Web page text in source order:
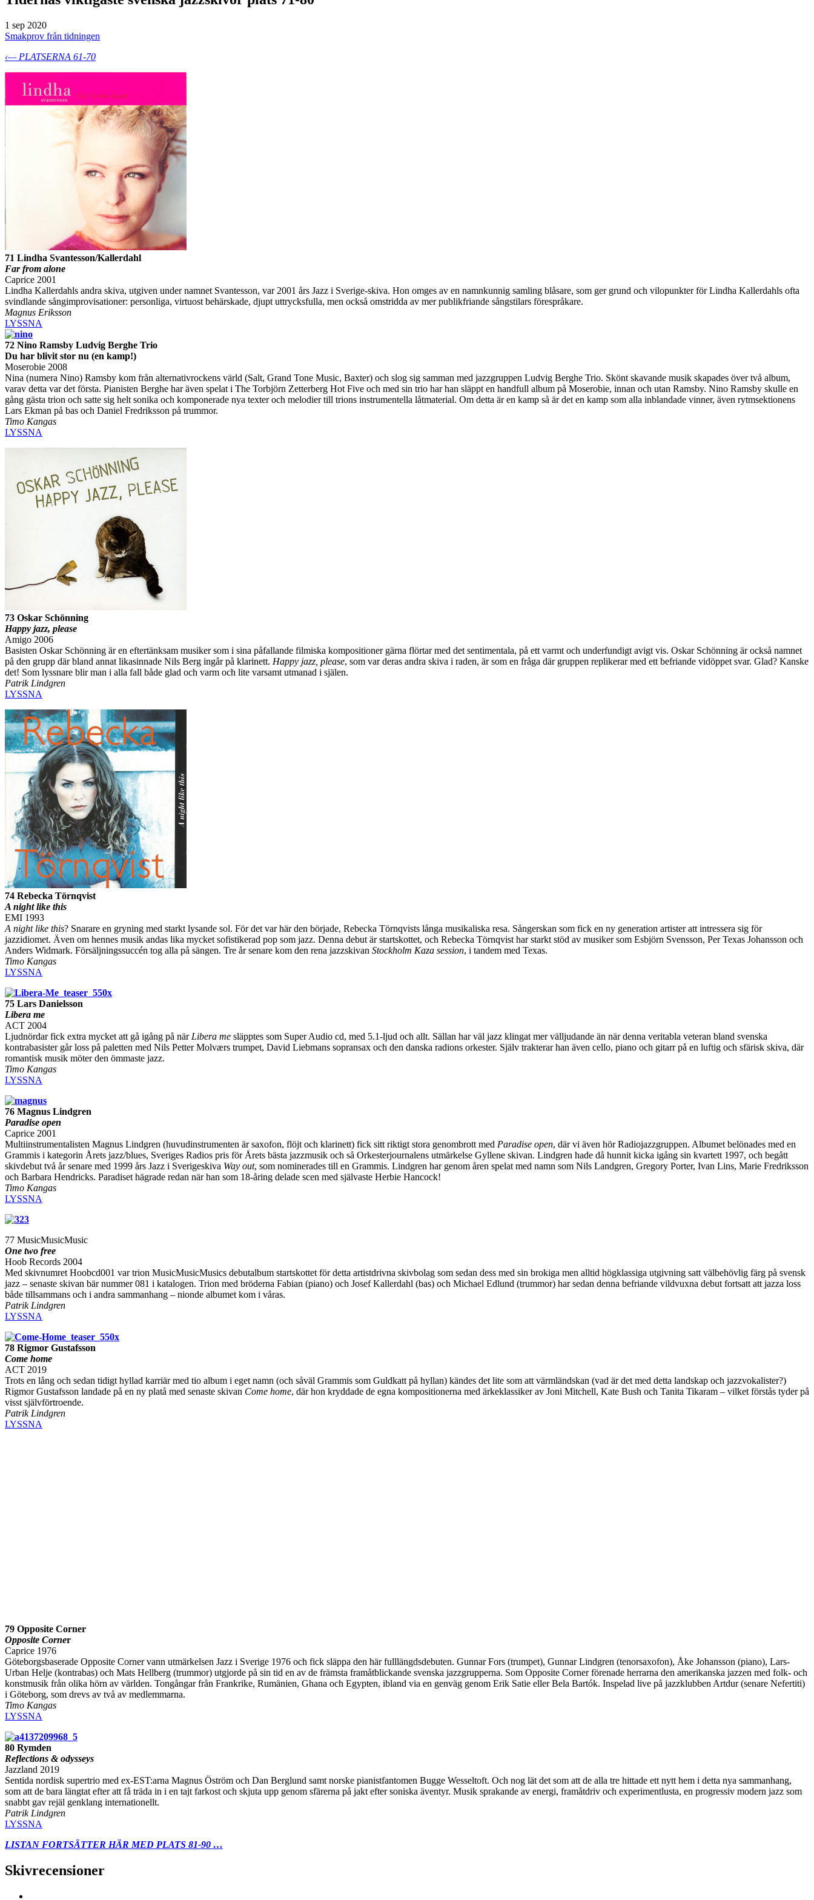
1 sep 2020
Smakprov från tidningen
‹— PLATSERNA 61-70
71 Lindha Svantesson/Kallerdahl
Far from alone
Caprice 2001
Lindha Kallerdahls andra skiva, utgiven under namnet Svantesson, var 2001 års Jazz i Sverige-skiva. Hon omges av en namnkunnig samling blåsare, som ger grund och vilopunkter för Lindha Kallerdahls ofta
svindlande sångimprovisationer: personliga, virtuost behärskade, djupt uttrycksfulla, men också omstridda av mer publikfriande sångstilars förespråkare.
Magnus Eriksson
LYSSNA
72 Nino Ramsby Ludvig Berghe Trio
Du har blivit stor nu (en kamp!)
Moserobie 2008
Nina (numera Nino) Ramsby kom från alternativrockens värld (Salt, Grand Tone Music, Baxter) och slog sig samman med jazzgruppen Ludvig Berghe Trio. Skönt skavande musik skapades över två album,
varav detta var det första. Pianisten Berghe har även spelat i The Torbjörn Zetterberg Hot Five och med sin trio har han släppt en handfull album på Moserobie, innan och utan Ramsby. Nino Ramsby skulle en
gång gästa trion och satte sig helt sonika och komponerade nya texter och melodier till trions instrumentella låtmaterial. Om detta är en kamp så är det en kamp som alla inblandade vinner, även rytmsektionens
Lars Ekman på bas och Daniel Fredriksson på trummor.
Timo Kangas
LYSSNA
73 Oskar Schönning
Happy jazz, please
Amigo 2006
Basisten Oskar Schönning är en eftertänksam musiker som i sina påfallande filmiska kompositioner gärna flörtar med det sentimentala, på ett varmt och underfundigt avigt vis. Oskar Schönning är också namnet
på den grupp där bland annat likasinnade Nils Berg ingår på klarinett. Happy jazz, please, som var deras andra skiva i raden, är som en fråga där gruppen replikerar med ett befriande vidöppet svar. Glad? Kanske
det! Som lyssnare blir man i alla fall både glad och varm och lite varsamt utmanad i själen.
Patrik Lindgren
LYSSNA
74 Rebecka Törnqvist
A night like this
EMI 1993
A night like this? Snarare en gryning med starkt lysande sol. För det var här den började, Rebecka Törnqvists långa musikaliska resa. Sångerskan som fick en ny generation artister att intressera sig för
jazzidiomet. Även om hennes musik andas lika mycket sofistikerad pop som jazz. Denna debut är startskottet, och Rebecka Törnqvist har starkt stöd av musiker som Esbjörn Svensson, Per Texas Johansson och
Anders Widmark. Försäljningssuccén tog alla på sängen. Tre år senare kom den rena jazzskivan Stockholm Kaza session, i tandem med Texas.
Timo Kangas
LYSSNA
75 Lars Danielsson
Libera me
ACT 2004
Ljudnördar fick extra mycket att gå igång på när Libera me släpptes som Super Audio cd, med 5.1-ljud och allt. Sällan har väl jazz klingat mer välljudande än när denna veritabla veteran bland svenska
kontrabasister går loss på paletten med Nils Petter Molværs trumpet, David Liebmans sopransax och den danska radions orkester. Själv trakterar han även cello, piano och gitarr på en luftig och sfärisk skiva, där
romantisk musik möter den ömmaste jazz.
Timo Kangas
LYSSNA
76 Magnus Lindgren
Paradise open
Caprice 2001
Multiinstrumentalisten Magnus Lindgren (huvudinstrumenten är saxofon, flöjt och klarinett) fick sitt riktigt stora genombrott med Paradise open, där vi även hör Radiojazzgruppen. Albumet belönades med en
Grammis i kategorin Årets jazz/blues, Sveriges Radios pris för Årets bästa jazzmusik och så Orkesterjournalens utmärkelse Gyllene skivan. Lindgren hade då hunnit kicka igång sin kvartett 1997, och begått
skivdebut två år senare med 1999 års Jazz i Sverigeskiva Way out, som nominerades till en Grammis. Lindgren har genom åren spelat med namn som Nils Landgren, Gregory Porter, Ivan Lins, Marie Fredriksson
och Barbara Hendricks. Paradiset hägrade redan när han som 18-åring delade scen med självaste Herbie Hancock!
Timo Kangas
LYSSNA
77 MusicMusicMusic
One two free
Hoob Records 2004
Med skivnumret Hoobcd001 var trion MusicMusicMusics debutalbum startskottet för detta artistdrivna skivbolag som sedan dess med sin brokiga men alltid högklassiga utgivning satt välbehövlig färg på svensk
jazz – senaste skivan bär nummer 081 i katalogen. Trion med bröderna Fabian (piano) och Josef Kallerdahl (bas) och Michael Edlund (trummor) har sedan denna befriande vildvuxna debut fortsatt att jazza loss
både tillsammans och i andra sammanhang – nionde albumet kom i våras.
Patrik Lindgren
LYSSNA
78 Rigmor Gustafsson
Come home
ACT 2019
Trots en lång och sedan tidigt hyllad karriär med tio album i eget namn (och såväl Grammis som Guldkatt på hyllan) kändes det lite som att värmländskan (vad är det med detta landskap och jazzvokalister?)
Rigmor Gustafsson landade på en ny platå med senaste skivan Come home, där hon kryddade de egna kompositionerna med ärkeklassiker av Joni Mitchell, Kate Bush och Tanita Tikaram – vilket förstås tyder på
visst självförtroende.
Patrik Lindgren
LYSSNA
79 Opposite Corner
Opposite Corner
Caprice 1976
Göteborgsbaserade Opposite Corner vann utmärkelsen Jazz i Sverige 1976 och fick släppa den här fulllängdsdebuten. Gunnar Fors (trumpet), Gunnar Lindgren (tenorsaxofon), Åke Johansson (piano), Lars-
Urban Helje (kontrabas) och Mats Hellberg (trummor) utgjorde på sin tid en av de främsta framåtblickande svenska jazzgrupperna. Som Opposite Corner förenade herrarna den amerikanska jazzen med folk- och
konstmusik från olika hörn av världen. Tongångar från Frankrike, Rumänien, Ghana och Egypten, ibland via en genväg genom Erik Satie eller Bela Bartók. Inspelad live på jazzklubben Artdur (senare Nefertiti)
i Göteborg, som drevs av två av medlemmarna.
Timo Kangas
LYSSNA
80 Rymden
Reflections & odysseys
Jazzland 2019
Sentida nordisk supertrio med ex-EST:arna Magnus Öström och Dan Berglund samt norske pianistfantomen Bugge Wesseltoft. Och nog lät det som att de alla tre hittade ett nytt hem i detta nya sammanhang,
som att de bara längtat efter att få träda in i en tajt farkost och skjuta upp genom sfärerna på jakt efter soniska äventyr. Musik sprakande av energi, framåtdriv och experimentlusta, en progressiv modern jazz som
snabbt gav rejäl genklang internationellt.
Patrik Lindgren
LYSSNA
LISTAN FORTSÄTTER HÄR MED PLATS 81-90 …
Skivrecensioner